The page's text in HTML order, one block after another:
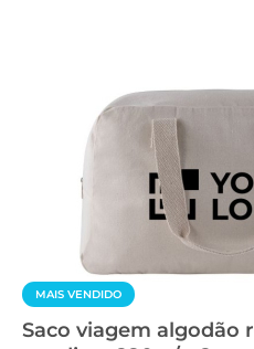
MAIS VENDIDO
Saco viagem algodão